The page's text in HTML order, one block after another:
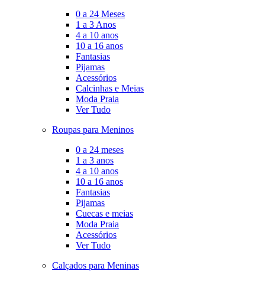
0 a 24 Meses
1 a 3 Anos
4 a 10 anos
10 a 16 anos
Fantasias
Pijamas
Acessórios
Calcinhas e Meias
Moda Praia
Ver Tudo
Roupas para Meninos
0 a 24 meses
1 a 3 anos
4 a 10 anos
10 a 16 anos
Fantasias
Pijamas
Cuecas e meias
Moda Praia
Acessórios
Ver Tudo
Calçados para Meninas